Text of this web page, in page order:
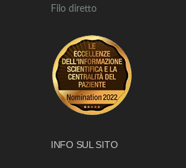
Filo diretto
INFO SUL SITO